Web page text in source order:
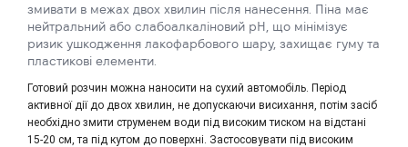
змивати в межах двох хвилин після нанесення. Піна має
нейтральний або слабоалкаліновий pH, що мінімізує
ризик ушкодження лакофарбового шару, захищає гуму та
пластикові елементи.
Готовий розчин можна наносити на сухий автомобіль. Період
активної дії до двох хвилин, не допускаючи висихання, потім засіб
необхідно змити струменем води під високим тиском на відстані
15-20 см, та під кутом до поверхні. Застосовувати під високим